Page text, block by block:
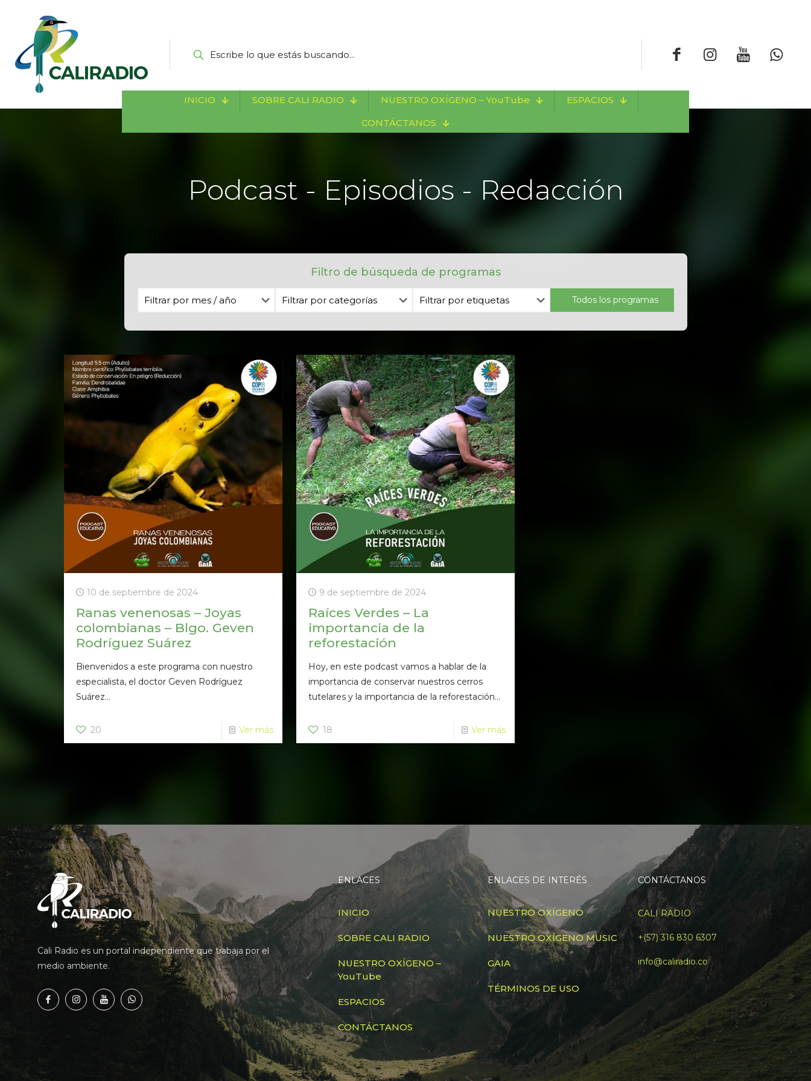
INICIO SOBRE CALI RADIO NUESTRO OXÍGENO – YouTube
ESPACIOS
CONTÁCTANOS
Podcast - Episodios - Redacción
Filtro de búsqueda de programas
Todos los programas
10 de septiembre de 2024
Ranas venenosas – Joyas
colombianas – Blgo. Geven
Rodríguez Suárez
Bienvenidos a este programa con nuestro
especialista, el doctor Geven Rodríguez
Suárez...
20 Ver más
9 de septiembre de 2024
Raíces Verdes – La
importancia de la
reforestación
Hoy, en este podcast vamos a hablar de la
importancia de conservar nuestros cerros
tutelares y la importancia de la reforestación...
18 Ver más
Cali Radio es un portal independiente que trabaja por el
medio ambiente.
ENLACES
INICIO
SOBRE CALI RADIO
NUESTRO OXÍGENO –
YouTube
ESPACIOS
CONTÁCTANOS
ENLACES DE INTERÉS
NUESTRO OXÍGENO
NUESTRO OXÍGENO MUSIC
GAIA
TÉRMINOS DE USO
CONTÁCTANOS
CALI RADIO
+(57) 316 830 6307
info@caliradio.co